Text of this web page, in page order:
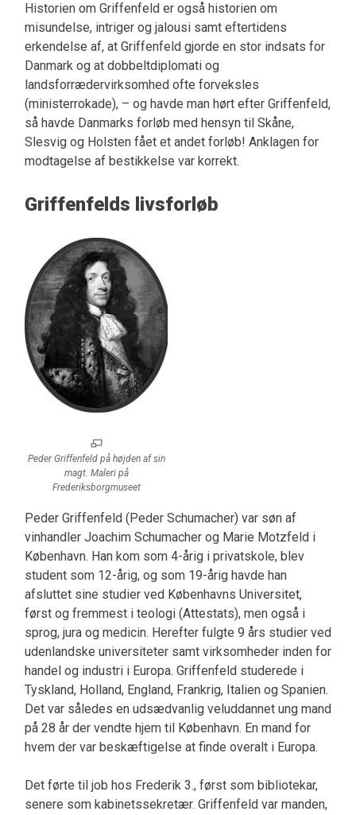
Historien om Griffenfeld er også historien om
misundelse, intriger og jalousi samt eftertidens
erkendelse af, at Griffenfeld gjorde en stor indsats for
Danmark og at dobbeltdiplomati og
landsforrædervirksomhed ofte forveksles
(ministerrokade), – og havde man hørt efter Griffenfeld,
så havde Danmarks forløb med hensyn til Skåne,
Slesvig og Holsten fået et andet forløb! Anklagen for
modtagelse af bestikkelse var korrekt.
Griffenfelds livsforløb
Peder Griffenfeld på højden af sin
magt. Maleri på
Frederiksborgmuseet
Peder Griffenfeld (Peder Schumacher) var søn af
vinhandler Joachim Schumacher og Marie Motzfeld i
København. Han kom som 4-årig i privatskole, blev
student som 12-årig, og som 19-årig havde han
afsluttet sine studier ved Københavns Universitet,
først og fremmest i teologi (Attestats), men også i
sprog, jura og medicin. Herefter fulgte 9 års studier ved
udenlandske universiteter samt virksomheder inden for
handel og industri i Europa. Griffenfeld studerede i
Tyskland, Holland, England, Frankrig, Italien og Spanien.
Det var således en udsædvanlig veluddannet ung mand
på 28 år der vendte hjem til København. En mand for
hvem der var beskæftigelse at finde overalt i Europa.
Det førte til job hos Frederik 3., først som bibliotekar,
senere som kabinetssekretær. Griffenfeld var manden,